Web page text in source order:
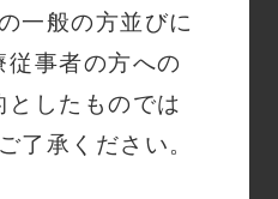
一般の方並びに
従事者の方への
したものでは
了承ください。
フローでバ
幅低下アラ